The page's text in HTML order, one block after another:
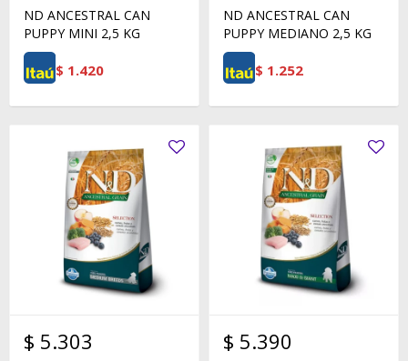
ND ANCESTRAL CAN
PUPPY MINI 2,5 KG
$ 1.420
ND ANCESTRAL CAN
PUPPY MEDIANO 2,5 KG
$ 1.252
$ 5.303 $ 5.390